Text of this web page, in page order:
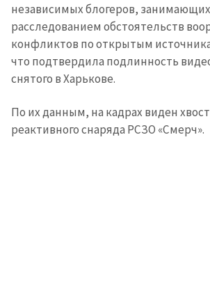
независимых блогеров,
расследованием обстоятельств
конфликтов по открытым
что подтвердила подлинность
снятого в Харькове.
По их данным, на кадрах виден
реактивного снаряда РСЗО «Смерч».